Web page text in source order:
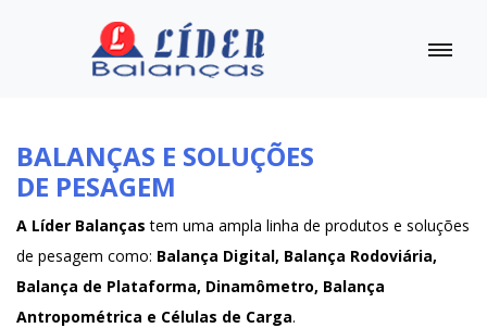
BALANÇAS E SOLUÇÕES
DE PESAGEM
A Líder Balanças tem uma ampla linha de produtos e soluções
de pesagem como: Balança Digital, Balança Rodoviária,
Balança de Plataforma, Dinamômetro, Balança
Antropométrica e Células de Carga.